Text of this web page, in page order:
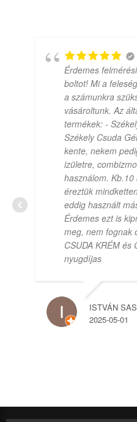
Érdemes
boltot! Mi a
a számunkra
vásároltunk. Az
termékek: -
Székely Csuda
kente, nekem
izületre,
használom.
éreztük
eddig használt
Érdemes ezt is
meg, nem fognak
CSUDA KRÉM és
nyugdíjas
ISTVÁN SAS
2025-05-01